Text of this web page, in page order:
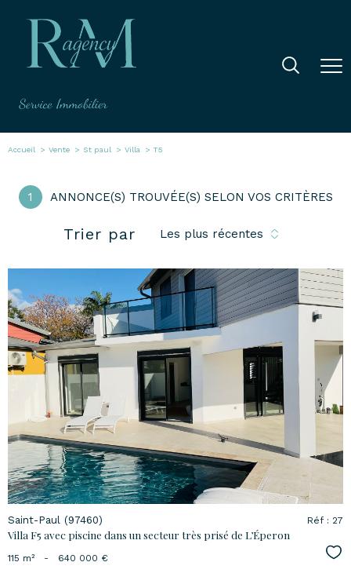
Accueil Vente St paul Villa T5
1 ANNONCE(S) TROUVÉE(S) SELON VOS CRITÈRES
Trier par Les plus récentes
voir le
bien
Saint-Paul (97460)
Villa F5 avec piscine dans un secteur très prisé de L’Éperon
Réf : 27
115 m² - 640 000 €